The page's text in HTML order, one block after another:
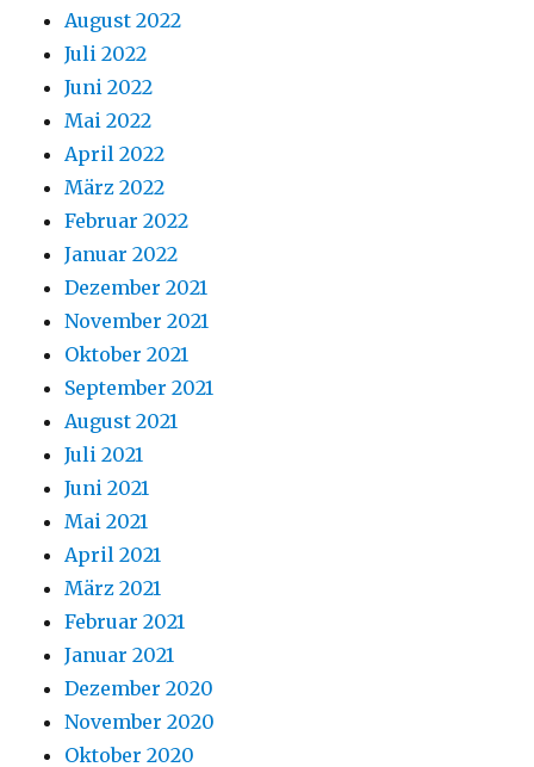
August 2022
Juli 2022
Juni 2022
Mai 2022
April 2022
März 2022
Februar 2022
Januar 2022
Dezember 2021
November 2021
Oktober 2021
September 2021
August 2021
Juli 2021
Juni 2021
Mai 2021
April 2021
März 2021
Februar 2021
Januar 2021
Dezember 2020
November 2020
Oktober 2020